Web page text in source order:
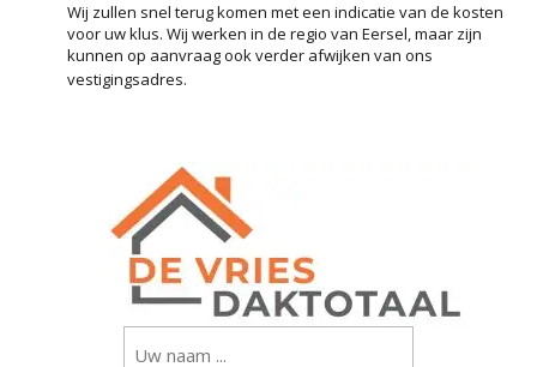
Wij zullen snel terug komen met een indicatie van de kosten
voor uw klus. Wij werken in de regio van Eersel, maar zijn
kunnen op aanvraag ook verder afwijken van ons
vestigingsadres.
Uw